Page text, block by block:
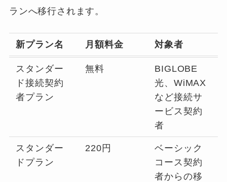
ランへ移行されます。
新プラン名 月額料金 対象者
スタンダー
ド接続契約
者プラン
無料
BIGLOBE
光、WiMAX
など接続サ
ービス契約
者
スタンダー
ドプラン
220円
ベーシック
コース契約
者からの移